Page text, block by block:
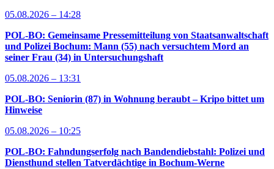
05.08.2026 – 14:28
POL-BO: Gemeinsame Pressemitteilung von Staatsanwaltschaft
und Polizei Bochum: Mann (55) nach versuchtem Mord an
seiner Frau (34) in Untersuchungshaft
05.08.2026 – 13:31
POL-BO: Seniorin (87) in Wohnung beraubt – Kripo bittet um
Hinweise
05.08.2026 – 10:25
POL-BO: Fahndungserfolg nach Bandendiebstahl: Polizei und
Diensthund stellen Tatverdächtige in Bochum-Werne